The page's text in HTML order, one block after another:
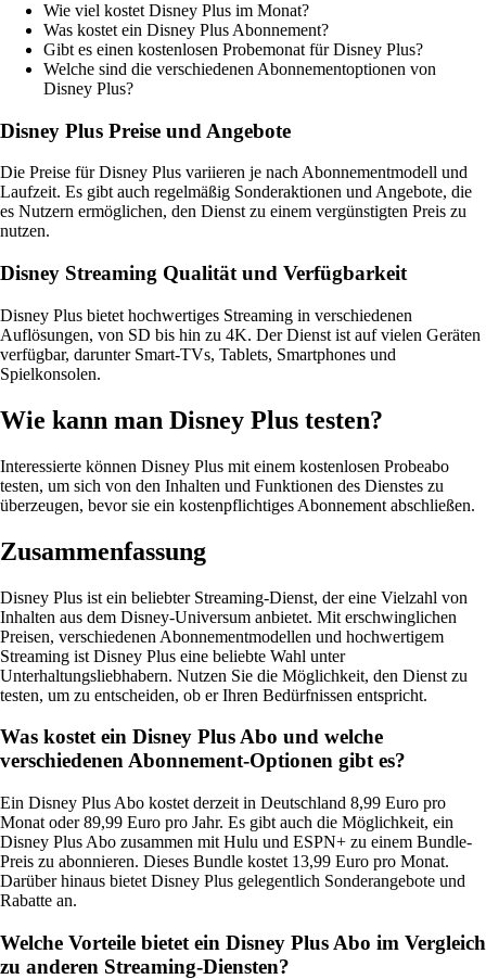
Wie viel kostet Disney Plus im Monat?
Was kostet ein Disney Plus Abonnement?
Gibt es einen kostenlosen Probemonat für Disney Plus?
Welche sind die verschiedenen Abonnementoptionen von
Disney Plus?
Disney Plus Preise und Angebote
Die Preise für Disney Plus variieren je nach Abonnementmodell und
Laufzeit. Es gibt auch regelmäßig Sonderaktionen und Angebote, die
es Nutzern ermöglichen, den Dienst zu einem vergünstigten Preis zu
nutzen.
Disney Streaming Qualität und Verfügbarkeit
Disney Plus bietet hochwertiges Streaming in verschiedenen
Auflösungen, von SD bis hin zu 4K. Der Dienst ist auf vielen Geräten
verfügbar, darunter Smart-TVs, Tablets, Smartphones und
Spielkonsolen.
Wie kann man Disney Plus testen?
Interessierte können Disney Plus mit einem kostenlosen Probeabo
testen, um sich von den Inhalten und Funktionen des Dienstes zu
überzeugen, bevor sie ein kostenpflichtiges Abonnement abschließen.
Zusammenfassung
Disney Plus ist ein beliebter Streaming-Dienst, der eine Vielzahl von
Inhalten aus dem Disney-Universum anbietet. Mit erschwinglichen
Preisen, verschiedenen Abonnementmodellen und hochwertigem
Streaming ist Disney Plus eine beliebte Wahl unter
Unterhaltungsliebhabern. Nutzen Sie die Möglichkeit, den Dienst zu
testen, um zu entscheiden, ob er Ihren Bedürfnissen entspricht.
Was kostet ein Disney Plus Abo und welche
verschiedenen Abonnement-Optionen gibt es?
Ein Disney Plus Abo kostet derzeit in Deutschland 8,99 Euro pro
Monat oder 89,99 Euro pro Jahr. Es gibt auch die Möglichkeit, ein
Disney Plus Abo zusammen mit Hulu und ESPN+ zu einem Bundle-
Preis zu abonnieren. Dieses Bundle kostet 13,99 Euro pro Monat.
Darüber hinaus bietet Disney Plus gelegentlich Sonderangebote und
Rabatte an.
Welche Vorteile bietet ein Disney Plus Abo im Vergleich
zu anderen Streaming-Diensten?